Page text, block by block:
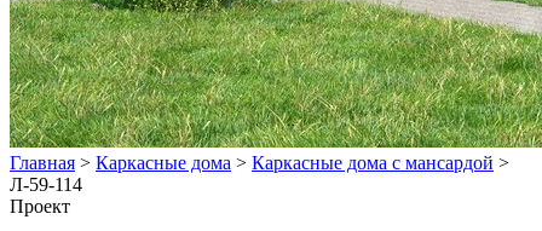
Главная > Каркасные дома > Каркасные дома с мансардой >
Л-59-114
Проект